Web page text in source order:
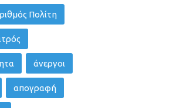
Πολίτη
άνεργοι
απογραφή